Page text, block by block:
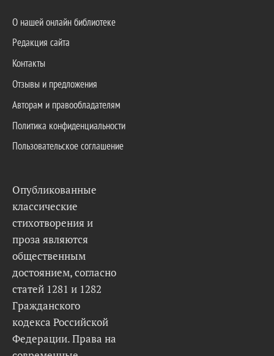
О нашей онлайн библиотеке
Редакция сайта
Контакты
Отзывы и предложения
Авторам и правообладателям
Политика конфиденциальности
Пользовательское соглашение
Опубликованные
классические
стихотворения и
проза являются
общественным
достоянием, согласно
статей 1281 и 1282
Гражданского
кодекса Российской
Федерации. Права на